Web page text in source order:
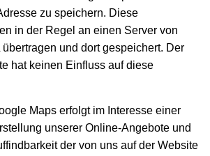
zu speichern. Diese
in der Regel an einen Server von
und dort gespeichert. Der
hat keinen Einfluss auf diese
Maps erfolgt im Interesse einer
unserer Online-Angebote und
der von uns auf der Website